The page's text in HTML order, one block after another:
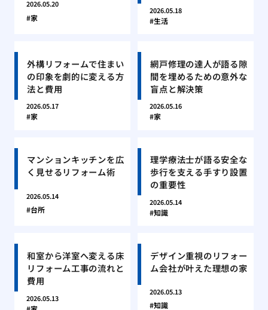
2026.05.20
家
2026.05.18
生活
外構リフォームで住まい
の印象を劇的に変える方
法と費用
2026.05.17
家
網戸修理の達人が語る隙
間を埋めるための意外な
盲点と解決策
2026.05.16
家
マンションキッチンを広
く見せるリフォーム術
2026.05.14
台所
理学療法士が語る安全な
歩行を支える手すり設置
の重要性
2026.05.14
知識
和室から洋室へ変える床
リフォーム工事の流れと
費用
2026.05.13
デザイン重視のリフォー
ム会社が叶えた理想の家
2026.05.13
知識